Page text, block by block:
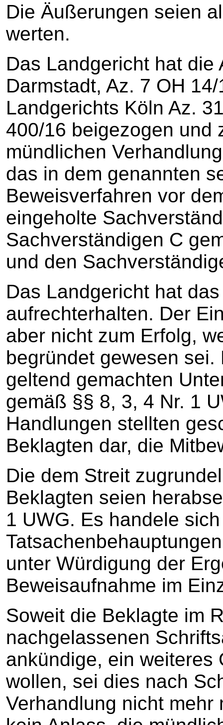
Die Äußerungen seien
werten.
Das Landgericht hat
Darmstadt, Az. 7 OH
Landgerichts Köln Az.
400/16 beigezogen und
mündlichen
das in dem genannten
Beweisverfahren vor
eingeholte
Sachverständigen C
und den
Das Landgericht hat
aufrechterhalten. Der
aber nicht zum Erfolg,
begründet gewesen
geltend gemachten
gemäß §§ 8, 3, 4 Nr. 1
Handlungen stellten
Beklagten dar, die
Die dem Streit
Beklagten seien
1 UWG. Es handele
unter Würdigung der
Beweisaufnahme im
Soweit die Beklagte im
nachgelassenen
ankündige, ein weiteres
wollen, sei dies nach
Verhandlung nicht